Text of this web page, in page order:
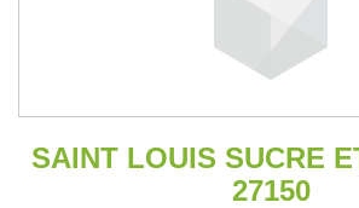
SAINT LOUIS SUCRE
27150